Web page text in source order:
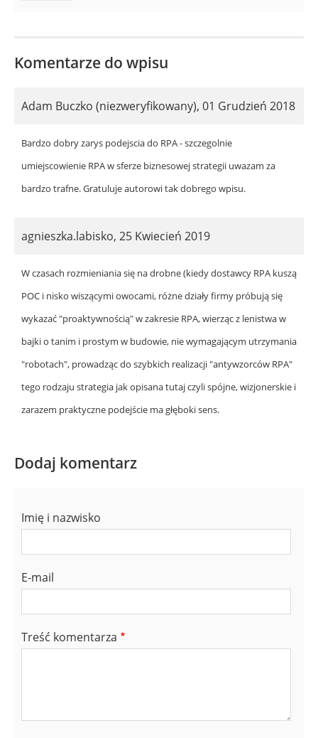
Komentarze do wpisu
Adam Buczko (niezweryfikowany), 01 Grudzień 2018
Bardzo dobry zarys podejscia do RPA - szczegolnie
umiejscowienie RPA w sferze biznesowej strategii uwazam za
bardzo trafne. Gratuluje autorowi tak dobrego wpisu.
agnieszka.labisko, 25 Kwiecień 2019
W czasach rozmieniania się na drobne (kiedy dostawcy RPA kuszą
POC i nisko wiszącymi owocami, różne działy firmy próbują się
wykazać "proaktywnością" w zakresie RPA, wierząc z lenistwa w
bajki o tanim i prostym w budowie, nie wymagającym utrzymania
"robotach", prowadząc do szybkich realizacji "antywzorców RPA"
tego rodzaju strategia jak opisana tutaj czyli spójne, wizjonerskie i
zarazem praktyczne podejście ma głęboki sens.
Dodaj komentarz
Imię i nazwisko
E-mail
Treść komentarza